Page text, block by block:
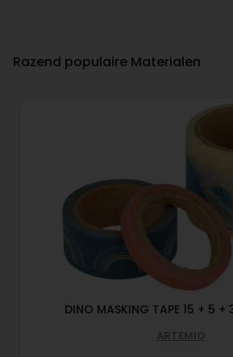
Razend populaire Materialen
DINO MASKING TAPE 15 + 5 +
ARTEMIO